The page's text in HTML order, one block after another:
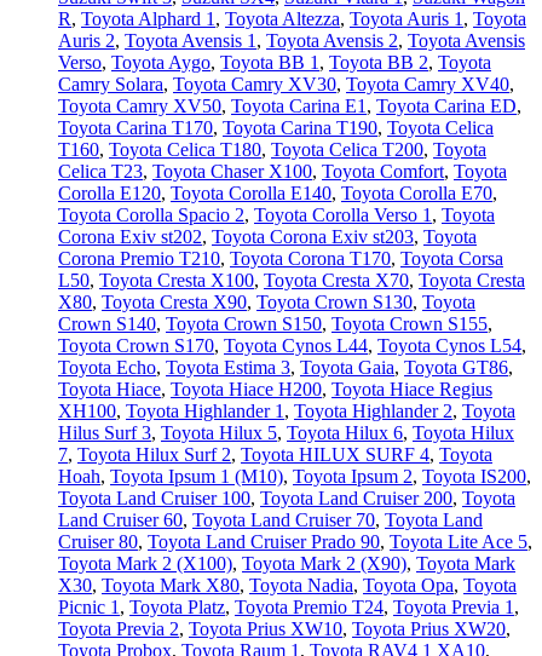
R, Toyota Alphard 1, Toyota Altezza, Toyota Auris 1, Toyota
Auris 2, Toyota Avensis 1, Toyota Avensis 2, Toyota Avensis
Verso, Toyota Aygo, Toyota BB 1, Toyota BB 2, Toyota
Camry Solara, Toyota Camry XV30, Toyota Camry XV40,
Toyota Camry XV50, Toyota Carina E1, Toyota Carina ED,
Toyota Carina T170, Toyota Carina T190, Toyota Celica
T160, Toyota Celica T180, Toyota Celica T200, Toyota
Celica T23, Toyota Chaser X100, Toyota Comfort, Toyota
Corolla E120, Toyota Corolla E140, Toyota Corolla E70,
Toyota Corolla Spacio 2, Toyota Corolla Verso 1, Toyota
Corona Exiv st202, Toyota Corona Exiv st203, Toyota
Corona Premio T210, Toyota Corona T170, Toyota Corsa
L50, Toyota Cresta X100, Toyota Cresta X70, Toyota Cresta
X80, Toyota Cresta X90, Toyota Crown S130, Toyota
Crown S140, Toyota Crown S150, Toyota Crown S155,
Toyota Crown S170, Toyota Cynos L44, Toyota Cynos L54,
Toyota Echo, Toyota Estima 3, Toyota Gaia, Toyota GT86,
Toyota Hiace, Toyota Hiace H200, Toyota Hiace Regius
XH100, Toyota Highlander 1, Toyota Highlander 2, Toyota
Hilus Surf 3, Toyota Hilux 5, Toyota Hilux 6, Toyota Hilux
7, Toyota Hilux Surf 2, Toyota HILUX SURF 4, Toyota
Hoah, Toyota Ipsum 1 (М10), Toyota Ipsum 2, Toyota IS200,
Toyota Land Cruiser 100, Toyota Land Cruiser 200, Toyota
Land Cruiser 60, Toyota Land Cruiser 70, Toyota Land
Cruiser 80, Toyota Land Cruiser Prado 90, Toyota Lite Ace 5,
Toyota Mark 2 (Х100), Toyota Mark 2 (Х90), Toyota Mark
X30, Toyota Mark X80, Toyota Nadia, Toyota Opa, Toyota
Picnic 1, Toyota Platz, Toyota Premio T24, Toyota Previa 1,
Toyota Previa 2, Toyota Prius XW10, Toyota Prius XW20,
Toyota Probox, Toyota Raum 1, Toyota RAV4 1 XA10,